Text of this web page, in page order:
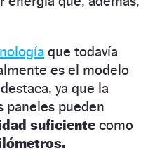
que todavía
es el modelo
ya que la
paneles pueden
suficiente como